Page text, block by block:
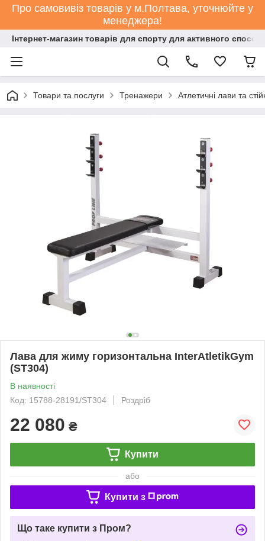
Про самовивіз товарів у м.Полтава, уточнюйте у
менеджера!
Інтернет-магазин товарів для спорту для активного
Товари та послуги Тренажери Атлетичні лави та
Лава для жиму горизонтальна InterAtletikGym
(ST304)
В наявності
Код: 15788-28191/ST304
Роздріб
22 080 ₴
Купити
або
Купити з
Що таке купити з Пром?